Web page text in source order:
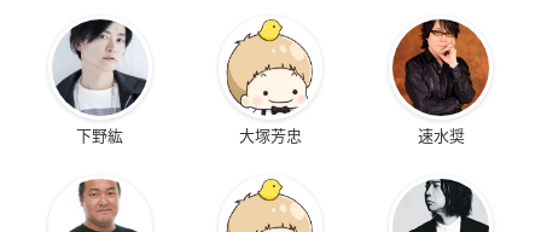
下野紘 大塚芳忠 速水奨